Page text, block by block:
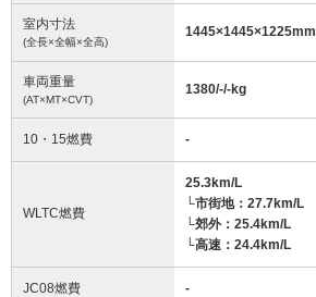
室内寸法
(全長×全幅×全高)
1445×1445×1225mm
車両重量
(AT×MT×CVT)
1380/-/-kg
10・15燃費 -
WLTC燃費
25.3km/L
└市街地：27.7km/L
└郊外：25.4km/L
└高速：24.4km/L
JC08燃費 -